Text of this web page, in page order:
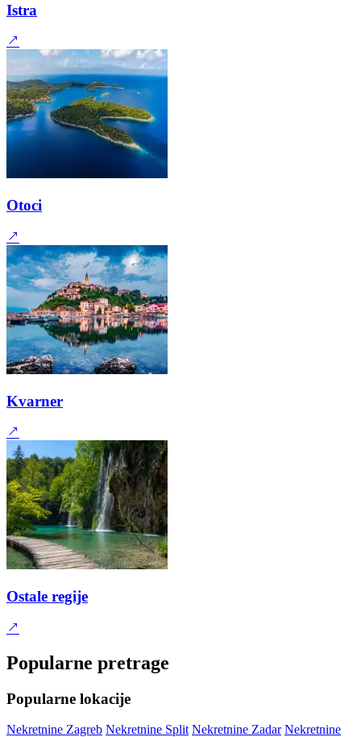
Istra
Otoci
Kvarner
Ostale regije
Popularne pretrage
Popularne lokacije
Nekretnine Zagreb Nekretnine Split Nekretnine Zadar Nekretnine